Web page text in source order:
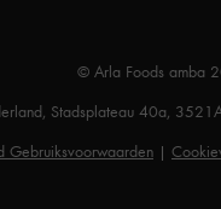
© Arla Foods amba
Stadsplateau 40a,
Gebruiksvoorwaarden |